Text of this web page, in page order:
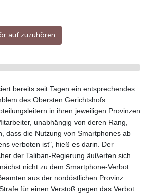
auf zuzuhören
bereits seit Tagen ein entsprechendes
des Obersten Gerichtshofs
in ihren jeweiligen Provinzen
unabhängig von deren Rang,
dass die Nutzung von Smartphones ab
verboten ist", hieß es darin. Der
der Taliban-Regierung äußerten sich
nicht zu dem Smartphone-Verbot.
aus der nordöstlichen Provinz
für einen Verstoß gegen das Verbot